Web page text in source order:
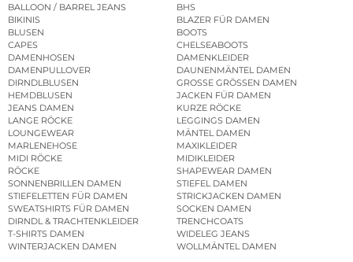
BALLOON / BARREL JEANS
BHS
BIKINIS
BLAZER FÜR DAMEN
BLUSEN
BOOTS
CAPES
CHELSEABOOTS
DAMENHOSEN
DAMENKLEIDER
DAMENPULLOVER
DAUNENMÄNTEL DAMEN
DIRNDLBLUSEN
GROSSE GRÖSSEN DAMEN
HEMDBLUSEN
JACKEN FÜR DAMEN
JEANS DAMEN
KURZE RÖCKE
LANGE RÖCKE
LEGGINGS DAMEN
LOUNGEWEAR
MÄNTEL DAMEN
MARLENEHOSE
MAXIKLEIDER
MIDI RÖCKE
MIDIKLEIDER
RÖCKE
SHAPEWEAR DAMEN
SONNENBRILLEN DAMEN
STIEFEL DAMEN
STIEFELETTEN FÜR DAMEN
STRICKJACKEN DAMEN
SWEATSHIRTS FÜR DAMEN
SOCKEN DAMEN
DIRNDL & TRACHTENKLEIDER
TRENCHCOATS
T-SHIRTS DAMEN
WIDELEG JEANS
WINTERJACKEN DAMEN
WOLLMÄNTEL DAMEN